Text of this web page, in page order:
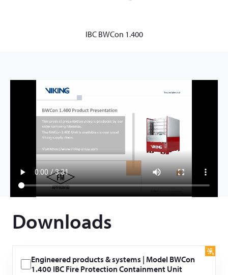
IBC BWCon 1.400
Downloads
Engineered products & systems | Model BWCon
1.400 IBC Fire Protection Containment Unit